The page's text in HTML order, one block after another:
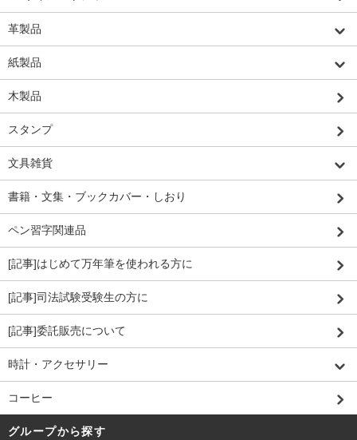
革製品
紙製品
木製品
スタンプ
文具雑貨
書籍・文集・ブックカバー・しおり
ペン習字関連品
[記事]はじめて万年筆を使われる方に
[記事]司法試験受験生の方に
[記事]委託販売について
時計・アクセサリー
コーヒー
グループから探す